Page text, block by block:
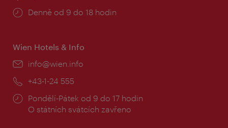
Provozní
Denně od 9 do 18 hodin
Wien Hotels & Info
E-
info@wien.info
Telefon:
+43-1-24 555
Provozní
doba:
Pondělí-Pátek od 9 do 17 hodin
O státních svátcích zavřeno